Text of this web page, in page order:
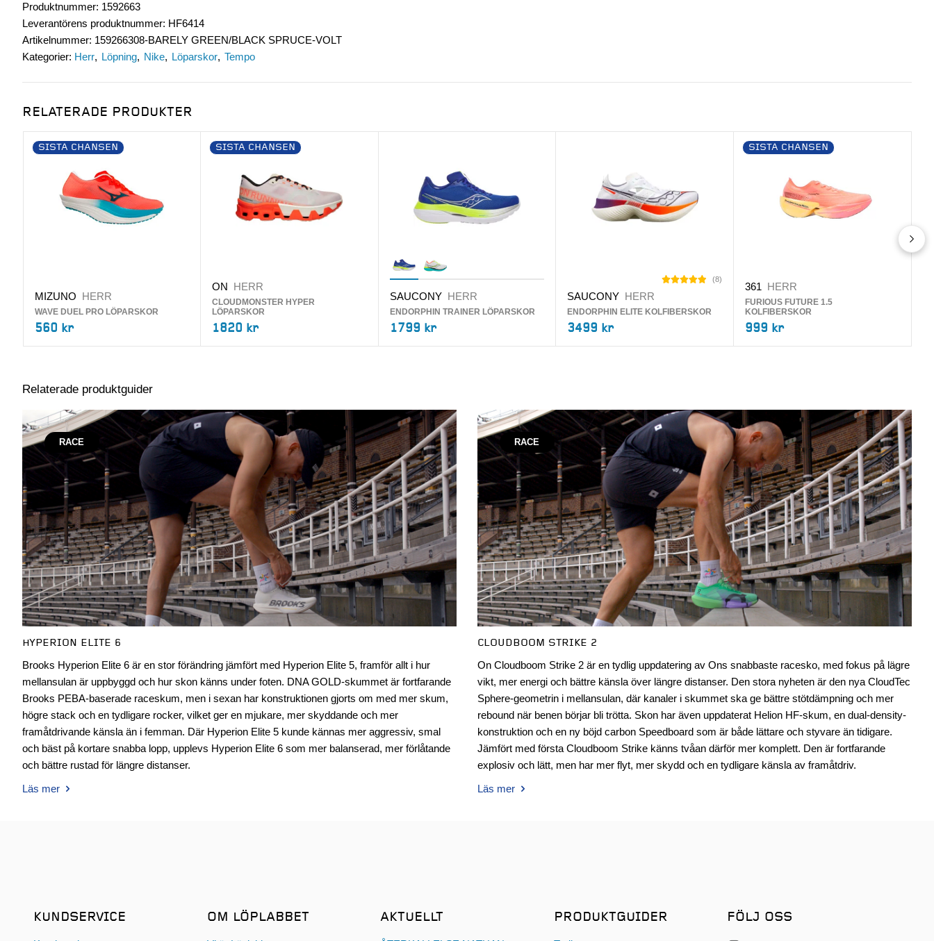
Produktnummer: 1592663
Leverantörens produktnummer: HF6414
Artikelnummer: 159266308-BARELY GREEN/BLACK SPRUCE-VOLT
Kategorier: Herr Löpning Nike Löparskor Tempo
RELATERADE PRODUKTER
SISTA CHANSEN
MIZUNO HERR
WAVE DUEL PRO LÖPARSKOR
560 kr
SISTA CHANSEN
ON HERR
CLOUDMONSTER HYPER
LÖPARSKOR
1820 kr
SAUCONY HERR
ENDORPHIN TRAINER LÖPARSKOR
1799 kr
SAUCONY HERR
ENDORPHIN ELITE KOLFIBERSKOR
(8)
3499 kr
SISTA CHANSEN
361 HERR
FURIOUS FUTURE 1.5
KOLFIBERSKOR
999 kr
Relaterade produktguider
RACE
HYPERION ELITE 6
Brooks Hyperion Elite 6 är en stor förändring jämfört med Hyperion Elite 5, framför allt i hur
mellansulan är uppbyggd och hur skon känns under foten. DNA GOLD-skummet är fortfarande
Brooks PEBA-baserade raceskum, men i sexan har konstruktionen gjorts om med mer skum,
högre stack och en tydligare rocker, vilket ger en mjukare, mer skyddande och mer
framåtdrivande känsla än i femman. Där Hyperion Elite 5 kunde kännas mer aggressiv, smal
och bäst på kortare snabba lopp, upplevs Hyperion Elite 6 som mer balanserad, mer förlåtande
och bättre rustad för längre distanser.
Läs mer
RACE
CLOUDBOOM STRIKE 2
On Cloudboom Strike 2 är en tydlig uppdatering av Ons snabbaste racesko, med fokus på lägre
vikt, mer energi och bättre känsla över längre distanser. Den stora nyheten är den nya CloudTec
Sphere-geometrin i mellansulan, där kanaler i skummet ska ge bättre stötdämpning och mer
rebound när benen börjar bli trötta. Skon har även uppdaterat Helion HF-skum, en dual-density-
konstruktion och en ny böjd carbon Speedboard som är både lättare och styvare än tidigare.
Jämfört med första Cloudboom Strike känns tvåan därför mer komplett. Den är fortfarande
explosiv och lätt, men har mer flyt, mer skydd och en tydligare känsla av framåtdriv.
Läs mer
KUNDSERVICE OM LÖPLABBET AKTUELLT PRODUKTGUIDER FÖLJ OSS